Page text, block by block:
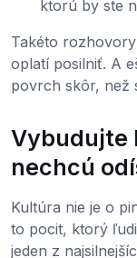
ktorú by ste
Takéto
oplatí posilniť. A
povrch skôr, než
Vybudujte
nechcú
Kultúra nie je o
to pocit, ktorý
jeden z